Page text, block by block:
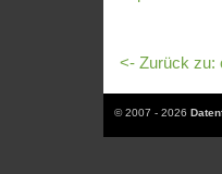
<- Zurück zu:
© 2007 - 2026